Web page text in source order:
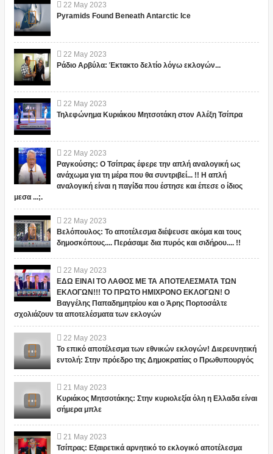
22 May 2023
Pyramids Found Beneath Antarctic Ice
22 May 2023
Ράδιο Αρβύλα: Έκτακτο δελτίο λόγω εκλογών...
22 May 2023
Τηλεφώνημα Κυριάκου Μητσοτάκη στον Αλέξη Τσίπρα
22 May 2023
Ραγκούσης: Ο Τσίπρας έφερε την απλή αναλογική ως
ανάχωμα για τη μέρα που θα συντριβεί... !! Η απλή
αναλογική είναι η παγίδα που έστησε και έπεσε ο ίδιος
μεσα ...;.
22 May 2023
Βελόπουλος: Το αποτέλεσμα διέψευσε ακόμα και τους
δημοσκόπους.... Περάσαμε δια πυρός και σιδήρου.... !!
22 May 2023
ΕΔΩ ΕΙΝΑΙ ΤΟ ΛΑΘΟΣ ΜΕ ΤΑ ΑΠΟΤΕΛΕΣΜΑΤΑ ΤΩΝ
ΕΚΛΟΓΩΝ!!! ΤΟ ΠΡΩΤΟ ΗΜΙΧΡΟΝΟ ΕΚΛΟΓΩΝ! Ο
Βαγγέλης Παπαδημητρίου και ο Άρης Πορτοσάλτε
σχολιάζουν τα αποτελέσματα των εκλογών
22 May 2023
Το επικό αποτέλεσμα των εθνικών εκλογών! Διερευνητική
εντολή: Στην πρόεδρο της Δημοκρατίας ο Πρωθυπουργός
21 May 2023
Κυριάκος Μητσοτάκης: Στην κυριολεξία όλη η Ελλαδα είναι
σήμερα μπλε
21 May 2023
Τσίπρας: Εξαιρετικά αρνητικό το εκλογικό αποτέλεσμα